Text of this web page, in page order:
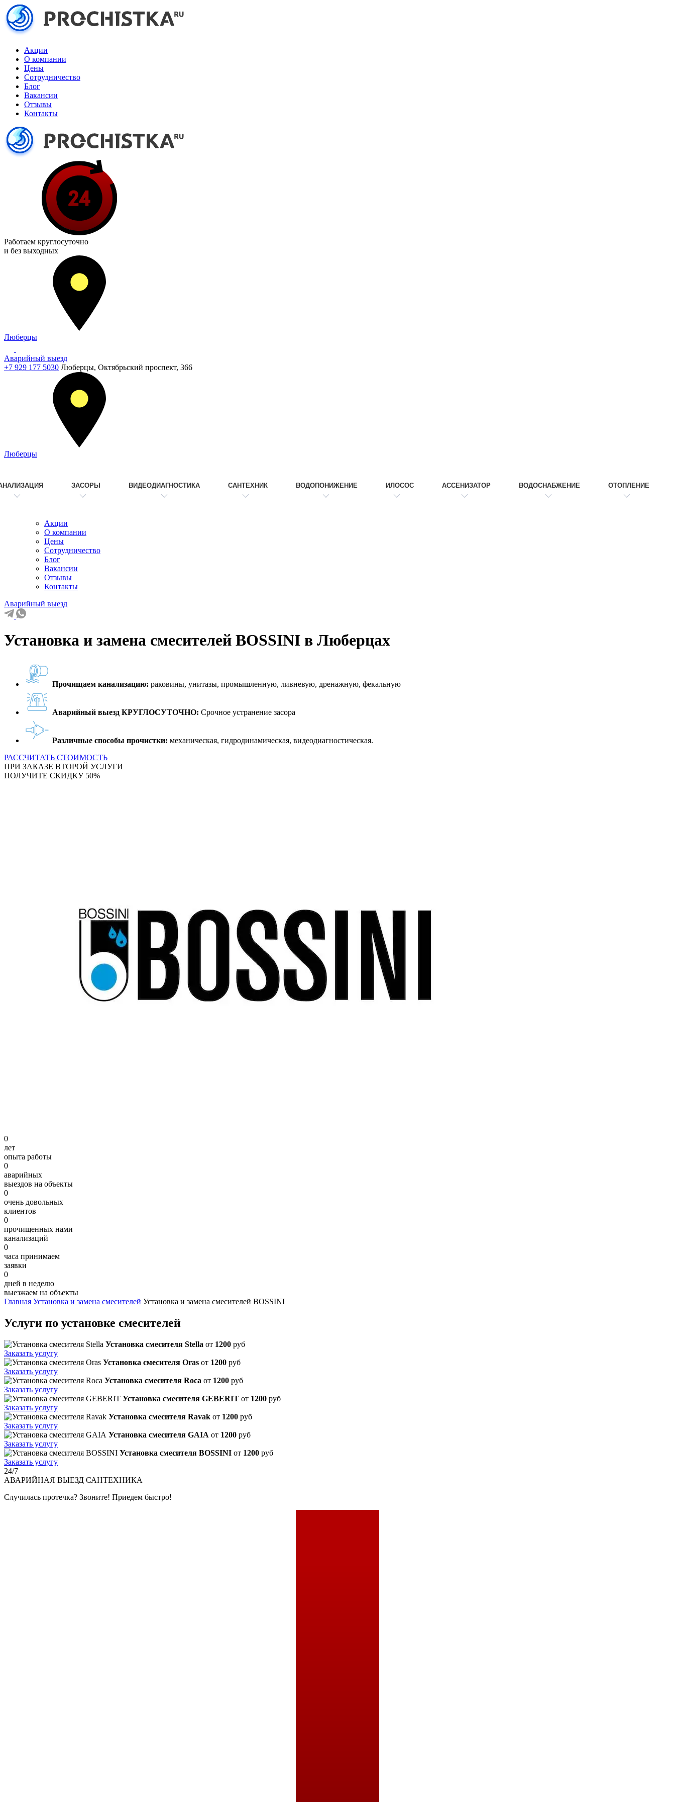
Акции
О компании
Цены
Сотрудничество
Блог
Вакансии
Отзывы
Контакты
Работаем круглосуточно
и без выходных
Люберцы
Аварийный выезд
+7 929 177 5030 Люберцы, Октябрьский проспект, 366
Люберцы
ЗАСОРЫ ВИДЕОДИАГНОСТИКА САНТЕХНИК ВОДОПОНИЖЕНИЕ ИЛОСОС АССЕНИЗАТОР ВОДОСНАБЖЕНИЕ ОТОПЛЕНИЕ
Акции
О компании
Цены
Сотрудничество
Блог
Вакансии
Отзывы
Контакты
Аварийный выезд
Установка и замена смесителей BOSSINI в Люберцах
Прочищаем канализацию: раковины, унитазы, промышленную, ливневую, дренажную, фекальную
Аварийный выезд КРУГЛОСУТОЧНО: Срочное устранение засора
Различные способы прочистки: механическая, гидродинамическая, видеодиагностическая.
РАССЧИТАТЬ СТОИМОСТЬ
ПРИ ЗАКАЗЕ ВТОРОЙ УСЛУГИ
ПОЛУЧИТЕ СКИДКУ 50%
0
лет
опыта работы
0
аварийных
выездов на объекты
0
очень довольных
клиентов
0
прочищенных нами
канализаций
0
часа принимаем
заявки
0
дней в неделю
выезжаем на объекты
Главная Установка и замена смесителей Установка и замена смесителей BOSSINI
Услуги по установке смесителей
Установка смесителя Stella от 1200 руб
Заказать услугу
Установка смесителя Oras от 1200 руб
Заказать услугу
Установка смесителя Roca от 1200 руб
Заказать услугу
Установка смесителя GEBERIT от 1200 руб
Заказать услугу
Установка смесителя Ravak от 1200 руб
Заказать услугу
Установка смесителя GAIA от 1200 руб
Заказать услугу
Установка смесителя BOSSINI от 1200 руб
Заказать услугу
24/7
АВАРИЙНАЯ ВЫЕЗД САНТЕХНИКА
Случилась протечка? Звоните! Приедем быстро!